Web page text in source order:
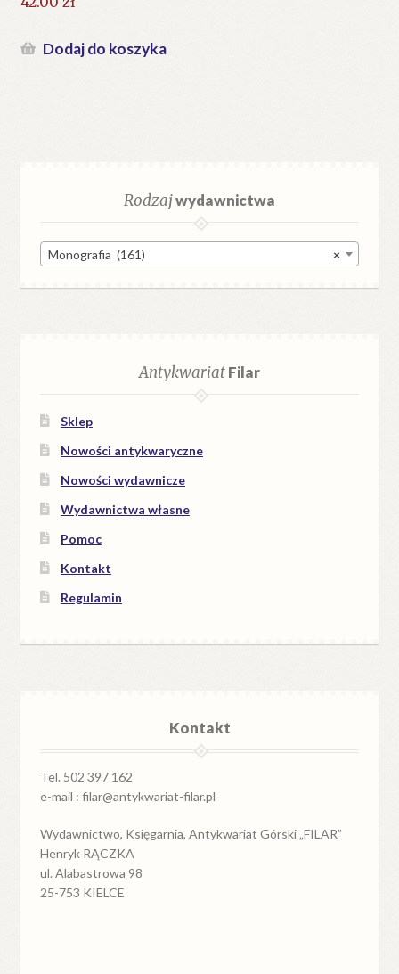
Dodaj do koszyka
Rodzajwydawnictwa
×
Monografia (161)
AntykwariatFilar
Sklep
Nowości antykwaryczne
Nowości wydawnicze
Wydawnictwa własne
Pomoc
Kontakt
Regulamin
Kontakt
Tel. 502 397 162
e-mail : filar@antykwariat-filar.pl
Wydawnictwo, Księgarnia, Antykwariat Górski „FILAR”
Henryk RĄCZKA
ul. Alabastrowa 98
25-753 KIELCE